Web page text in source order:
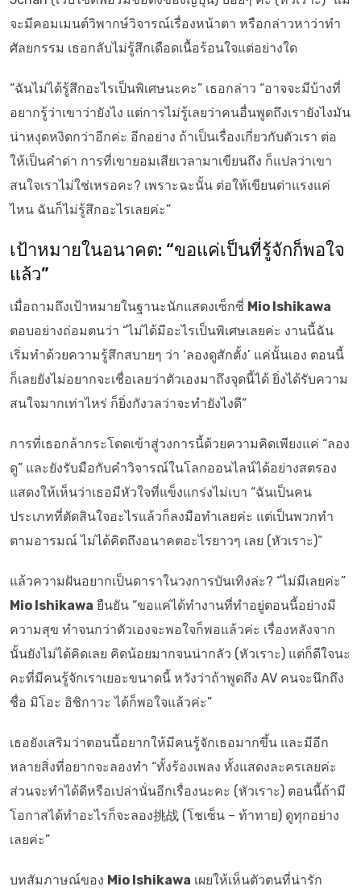
จะมีคอมเมนต์วิพากษ์วิจารณ์เรื่องหน้าตา หรือกล่าวหาว่าทำ
ศัลยกรรม เธอกลับไม่รู้สึกเดือดเนื้อร้อนใจแต่อย่างใด
“ฉันไม่ได้รู้สึกอะไรเป็นพิเศษนะคะ” เธอกล่าว “อาจจะมีบ้างที่
อยากรู้ว่าเขาว่ายังไง แต่การไม่รู้เลยว่าคนอื่นพูดถึงเรายังไงมัน
น่าหงุดหงิดกว่าอีกค่ะ อีกอย่าง ถ้าเป็นเรื่องเกี่ยวกับตัวเรา ต่อ
ให้เป็นคำด่า การที่เขายอมเสียเวลามาเขียนถึง ก็แปลว่าเขา
สนใจเราไม่ใช่เหรอคะ? เพราะฉะนั้น ต่อให้เขียนด่าแรงแค่
ไหน ฉันก็ไม่รู้สึกอะไรเลยค่ะ”
เป้าหมายในอนาคต: “ขอแค่เป็นที่รู้จักก็พอใจ
แล้ว”
เมื่อถามถึงเป้าหมายในฐานะนักแสดงเซ็กซี่ Mio Ishikawa
ตอบอย่างถ่อมตนว่า “ไม่ได้มีอะไรเป็นพิเศษเลยค่ะ งานนี้ฉัน
เริ่มทำด้วยความรู้สึกสบายๆ ว่า ‘ลองดูสักตั้ง’ แค่นั้นเอง ตอนนี้
ก็เลยยังไม่อยากจะเชื่อเลยว่าตัวเองมาถึงจุดนี้ได้ ยิ่งได้รับความ
สนใจมากเท่าไหร่ ก็ยิ่งกังวลว่าจะทำยังไงดี”
การที่เธอกล้ากระโดดเข้าสู่วงการนี้ด้วยความคิดเพียงแค่ “ลอง
ดู” และยังรับมือกับคำวิจารณ์ในโลกออนไลน์ได้อย่างสตรอง
แสดงให้เห็นว่าเธอมีหัวใจที่แข็งแกร่งไม่เบา “ฉันเป็นคน
ประเภทที่ตัดสินใจอะไรแล้วก็ลงมือทำเลยค่ะ แต่เป็นพวกทำ
ตามอารมณ์ ไม่ได้คิดถึงอนาคตอะไรยาวๆ เลย (หัวเราะ)”
แล้วความฝันอยากเป็นดาราในวงการบันเทิงล่ะ? “ไม่มีเลยค่ะ”
Mio Ishikawa ยืนยัน “ขอแค่ได้ทำงานที่ทำอยู่ตอนนี้อย่างมี
ความสุข ทำจนกว่าตัวเองจะพอใจก็พอแล้วค่ะ เรื่องหลังจาก
นั้นยังไม่ได้คิดเลย คิดน้อยมากจนน่ากลัว (หัวเราะ) แต่ก็ดีใจนะ
คะที่มีคนรู้จักเราเยอะขนาดนี้ หวังว่าถ้าพูดถึง AV คนจะนึกถึง
ชื่อ มิโอะ อิชิกาวะ ได้ก็พอใจแล้วค่ะ”
เธอยังเสริมว่าตอนนี้อยากให้มีคนรู้จักเธอมากขึ้น และมีอีก
หลายสิ่งที่อยากจะลองทำ “ทั้งร้องเพลง ทั้งแสดงละครเลยค่ะ
ส่วนจะทำได้ดีหรือเปล่านั่นอีกเรื่องนะคะ (หัวเราะ) ตอนนี้ถ้ามี
โอกาสได้ทำอะไรก็จะลอง挑战 (โชเซ็น – ท้าทาย) ดูทุกอย่าง
เลยค่ะ”
บทสัมภาษณ์ของ Mio Ishikawa เผยให้เห็นตัวตนที่น่ารัก